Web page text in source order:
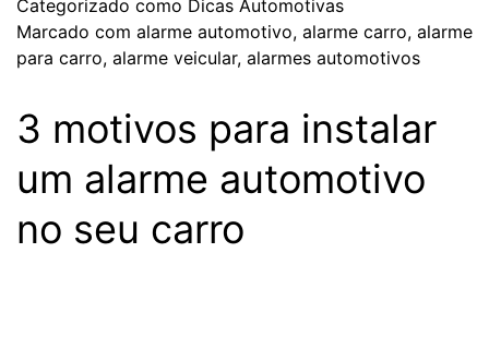
Categorizado como Dicas Automotivas
Marcado com alarme automotivo, alarme carro, alarme
para carro, alarme veicular, alarmes automotivos
3 motivos para instalar
um alarme automotivo
no seu carro